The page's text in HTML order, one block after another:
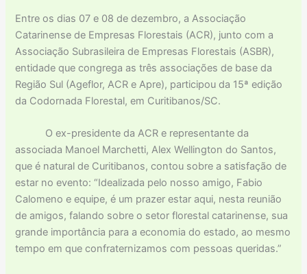
Entre os dias 07 e 08 de dezembro, a Associação
Catarinense de Empresas Florestais (ACR), junto com a
Associação Subrasileira de Empresas Florestais (ASBR),
entidade que congrega as três associações de base da
Região Sul (Ageflor, ACR e Apre), participou da 15ª edição
da Codornada Florestal, em Curitibanos/SC.
O ex-presidente da ACR e representante da
associada Manoel Marchetti, Alex Wellington do Santos,
que é natural de Curitibanos, contou sobre a satisfação de
estar no evento: “Idealizada pelo nosso amigo, Fabio
Calomeno e equipe, é um prazer estar aqui, nesta reunião
de amigos, falando sobre o setor florestal catarinense, sua
grande importância para a economia do estado, ao mesmo
tempo em que confraternizamos com pessoas queridas.”